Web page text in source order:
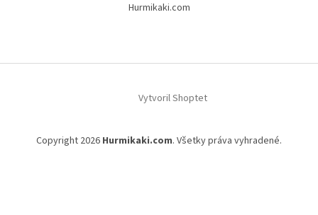
i
Hurmikaki.com
Vytvoril Shoptet
Copyright 2026 Hurmikaki.com. Všetky práva vyhradené.